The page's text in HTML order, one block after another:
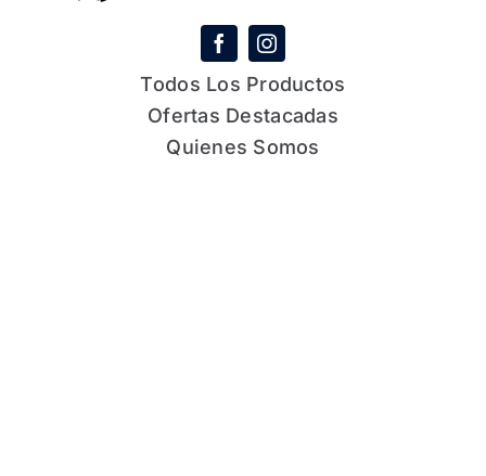
Todos Los Productos
Ofertas Destacadas
Quienes Somos